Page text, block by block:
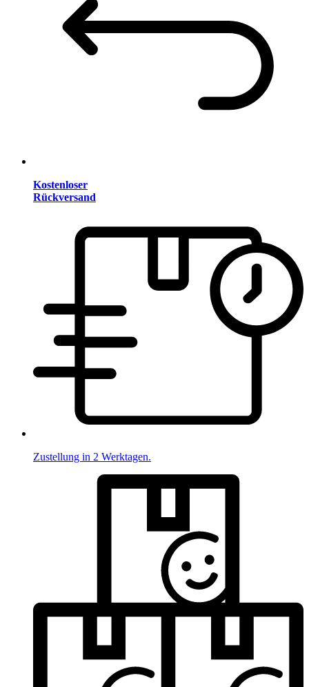
Kostenloser
Rückversand
Zustellung in 2 Werktagen.